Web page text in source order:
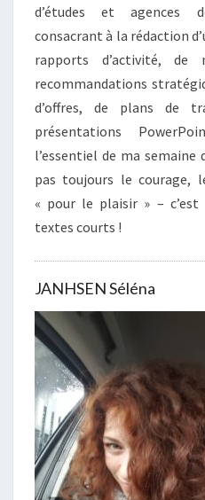
d’études et agences
consacrant à la rédaction
rapports d’activité, de
recommandations
d’offres, de plans de
présentations
l’essentiel de ma semaine
pas toujours le courage,
« pour le plaisir » –
textes courts !
JANHSEN Séléna